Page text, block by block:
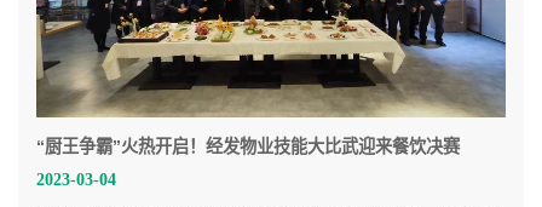
“厨王争霸”火热开启！经发物业技能大比武迎来餐饮决赛
2023-03-04